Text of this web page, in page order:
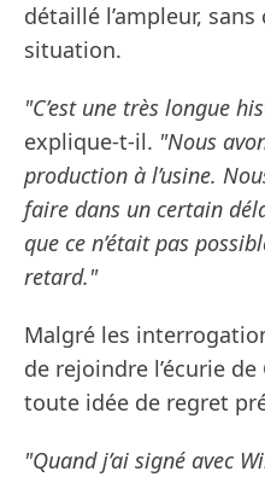
détaillé l’ampleur,
situation.
"C’est une très longue
explique-t-il. "Nous
production à l’usine.
faire dans un certain
que ce n’était pas
retard."
Malgré les
de rejoindre l’écurie
toute idée de regret
"Quand j’ai signé avec